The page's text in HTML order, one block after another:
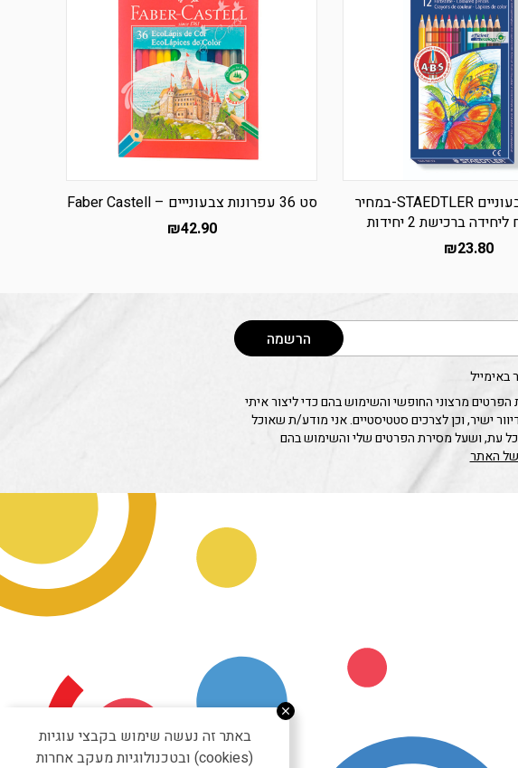
עפרונות צבעוניים STAEDTLER-במחיר
₪23.80
סט 36 עפרונות צבעונייים – Faber Castell
₪42.90
הרשמה
באימייל
מרצוני החופשי והשימוש בהם כדי ליצור איתי
ישיר, וכן לצרכים סטטיסטיים. אני מודע/ת שאוכל
עת, ושעל מסירת הפרטים שלי והשימוש בהם
של האתר
באתר זה נעשה שימוש בקבצי עוגיות
(cookies) ובטכנולוגיות מעקב אחרות